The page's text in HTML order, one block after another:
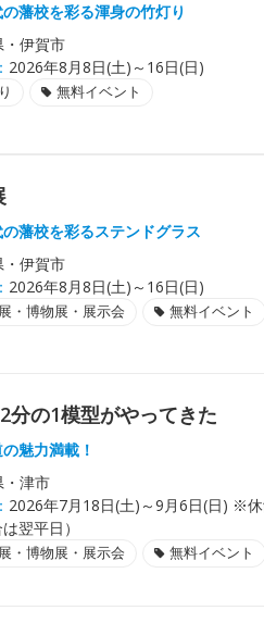
藩校を彩る渾身の竹灯り
・伊賀市
2026年8月8日(土)～16日(日)
無料イベント
藩校を彩るステンドグラス
・伊賀市
2026年8月8日(土)～16日(日)
・博物展・展示会 無料イベント
の1模型がやってきた
魅力満載！
・津市
2026年7月18日(土)～9月6日(日) ※
翌平日）
・博物展・展示会 無料イベント